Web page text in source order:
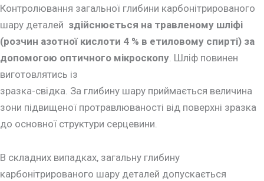
Контролювання загальної глибини карбонітрированого
шару деталей здійснюється на травленому шліфі
(розчин азотної кислоти 4 % в етиловому спирті) за
допомогою оптичного мікроскопу . Шліф повинен
виготовлятись із
зразка-свідка. За глибину шару приймається величина
зони підвищеної протравлюваності від поверхні зразка
до основної структури серцевини.
В складних випадках, загальну глибину
карбонітрированого шару деталей допускається